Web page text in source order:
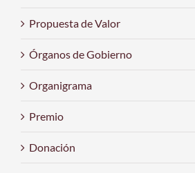
Propuesta de Valor
Órganos de Gobierno
Organigrama
Premio
Donación